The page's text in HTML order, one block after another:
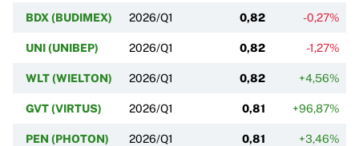
BDX (BUDIMEX) 2026/Q1 0,82 -0,27%
UNI (UNIBEP) 2026/Q1 0,82 -1,27%
WLT (WIELTON) 2026/Q1 0,82 +4,56%
GVT (VIRTUS) 2026/Q1 0,81 +96,87%
PEN (PHOTON) 2026/Q1 0,81 +3,46%